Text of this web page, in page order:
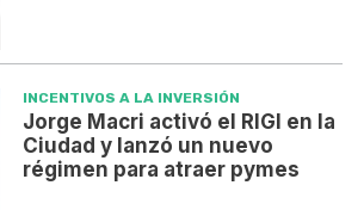
INCENTIVOS A LA INVERSIÓN
Jorge Macri activó el RIGI en la
Ciudad y lanzó un nuevo
régimen para atraer pymes